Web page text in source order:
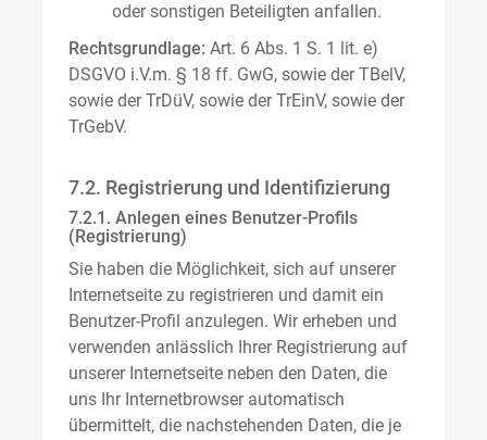
oder sonstigen Beteiligten anfallen.
Rechtsgrundlage: Art. 6 Abs. 1 S. 1 lit. e)
DSGVO i.V.m. § 18 ff. GwG, sowie der TBelV,
sowie der TrDüV, sowie der TrEinV, sowie der
TrGebV.
7.2. Registrierung und Identifizierung
7.2.1. Anlegen eines Benutzer-Profils
(Registrierung)
Sie haben die Möglichkeit, sich auf unserer
Internetseite zu registrieren und damit ein
Benutzer-Profil anzulegen. Wir erheben und
verwenden anlässlich Ihrer Registrierung auf
unserer Internetseite neben den Daten, die
uns Ihr Internetbrowser automatisch
übermittelt, die nachstehenden Daten, die je